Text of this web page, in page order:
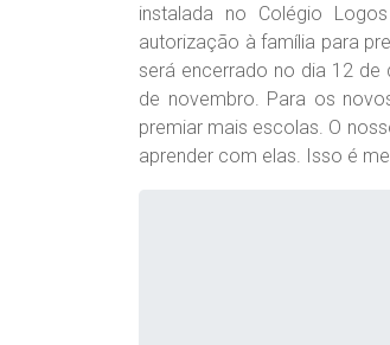
instalada no Colégio
autorização à família para
será encerrado no dia 12
de novembro. Para os
premiar mais escolas. O
aprender com elas. Isso é